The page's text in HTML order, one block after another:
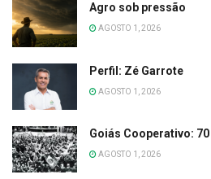
Agro sob pressão
AGOSTO 1, 2026
Perfil: Zé Garrote
AGOSTO 1, 2026
Goiás Cooperativo: 70
AGOSTO 1, 2026